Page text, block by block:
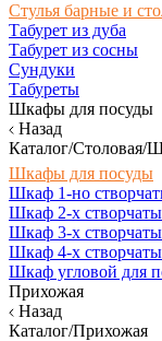
Стулья барные и
Табурет из дуба
Табурет из сосны
Сундуки
Табуреты
Шкафы для посуды
Назад
Каталог/Столовая/
Шкафы для посуды
Шкаф 1-но
Шкаф 2-х
Шкаф 3-х
Шкаф 4-х
Шкаф угловой для
Прихожая
Назад
Каталог/Прихожая